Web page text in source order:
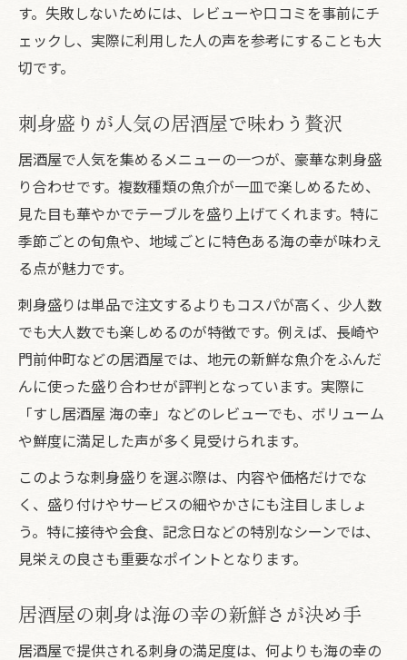
す。失敗しないためには、レビューや口コミを事前にチ
ェックし、実際に利用した人の声を参考にすることも大
切です。
刺身盛りが人気の居酒屋で味わう贅沢
居酒屋で人気を集めるメニューの一つが、豪華な刺身盛
り合わせです。複数種類の魚介が一皿で楽しめるため、
見た目も華やかでテーブルを盛り上げてくれます。特に
季節ごとの旬魚や、地域ごとに特色ある海の幸が味わえ
る点が魅力です。
刺身盛りは単品で注文するよりもコスパが高く、少人数
でも大人数でも楽しめるのが特徴です。例えば、長崎や
門前仲町などの居酒屋では、地元の新鮮な魚介をふんだ
んに使った盛り合わせが評判となっています。実際に
「すし居酒屋 海の幸」などのレビューでも、ボリューム
や鮮度に満足した声が多く見受けられます。
このような刺身盛りを選ぶ際は、内容や価格だけでな
く、盛り付けやサービスの細やかさにも注目しましょ
う。特に接待や会食、記念日などの特別なシーンでは、
見栄えの良さも重要なポイントとなります。
居酒屋の刺身は海の幸の新鮮さが決め手
居酒屋で提供される刺身の満足度は、何よりも海の幸の